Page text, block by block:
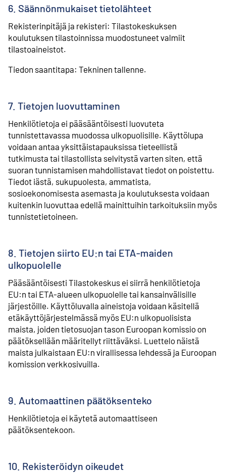
6. Säännönmukaiset tietolähteet
Rekisterinpitäjä ja rekisteri: Tilastokeskuksen
koulutuksen tilastoinnissa muodostuneet valmiit
tilastoaineistot.
Tiedon saantitapa: Tekninen tallenne.
7. Tietojen luovuttaminen
Henkilötietoja ei pääsääntöisesti luovuteta
tunnistettavassa muodossa ulkopuolisille. Käyttölupa
voidaan antaa yksittäistapauksissa tieteellistä
tutkimusta tai tilastollista selvitystä varten siten, että
suoran tunnistamisen mahdollistavat tiedot on poistettu.
Tiedot iästä, sukupuolesta, ammatista,
sosioekonomisesta asemasta ja koulutuksesta voidaan
kuitenkin luovuttaa edellä mainittuihin tarkoituksiin myös
tunnistetietoineen.
8. Tietojen siirto EU:n tai ETA-maiden
ulkopuolelle
Pääsääntöisesti Tilastokeskus ei siirrä henkilötietoja
EU:n tai ETA-alueen ulkopuolelle tai kansainvälisille
järjestöille. Käyttöluvalla aineistoja voidaan käsitellä
etäkäyttöjärjestelmässä myös EU:n ulkopuolisista
maista, joiden tietosuojan tason Euroopan komissio on
päätöksellään määritellyt riittäväksi. Luettelo näistä
maista julkaistaan EU:n virallisessa lehdessä ja Euroopan
komission verkkosivuilla.
9. Automaattinen päätöksenteko
Henkilötietoja ei käytetä automaattiseen
päätöksentekoon.
10. Rekisteröidyn oikeudet